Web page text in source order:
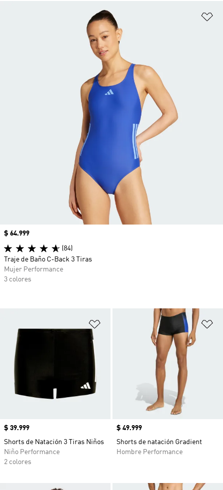
Añadir a la lista de deseos
Precio
$ 39.999
Shorts de Natación 3 Tiras Niños
Niño Performance
2 colores
Precio
$ 49.999
Shorts de natación Gradient
Hombre Performance
Precio
$ 64.999
(84)
Traje de Baño C-Back 3 Tiras
Mujer Performance
3 colores